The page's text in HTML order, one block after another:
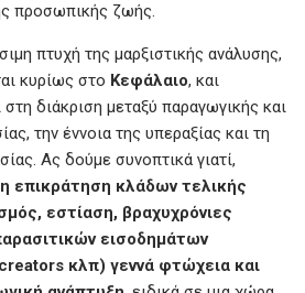
προσωπικής ζωής.
πτυχή της μαρξιστικής ανάλυσης,
κυρίως στο Κεφάλαιο, και
διάκριση μεταξύ παραγωγικής και
την έννοια της υπεραξίας και τη
Ας δούμε συνοπτικά γιατί,
η επικράτηση κλάδωντελικής
εστίαση, βραχυχρόνιες
εισοδημάτων
κλπ) γεννά φτώχεια και